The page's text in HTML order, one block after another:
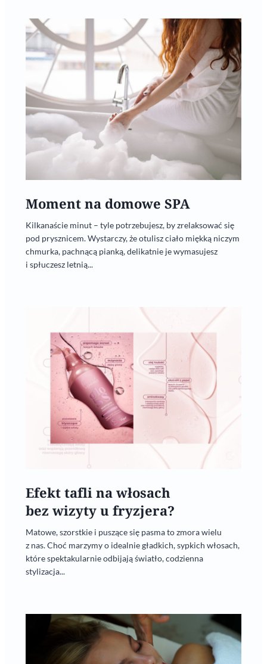
Moment na domowe SPA
Kilkanaście minut – tyle potrzebujesz, by zrelaksować się
pod prysznicem. Wystarczy, że otulisz ciało miękką niczym
chmurka, pachnącą pianką, delikatnie je wymasujesz
i spłuczesz letnią...
Efekt tafli na włosach
bez wizyty u fryzjera?
Matowe, szorstkie i puszące się pasma to zmora wielu
z nas. Choć marzymy o idealnie gładkich, sypkich włosach,
które spektakularnie odbijają światło, codzienna
stylizacja...